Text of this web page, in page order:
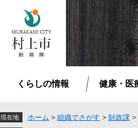
くらしの情報 健康・医
現在地 ホーム > 組織でさがす > 財政課 >